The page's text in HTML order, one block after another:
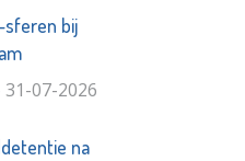
sferen bij
07-2026
na